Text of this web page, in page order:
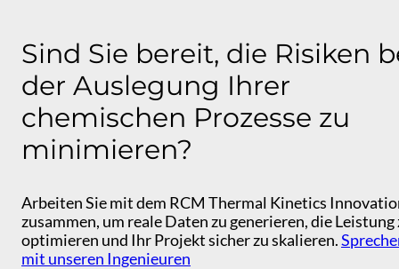
Sind Sie bereit, die Risiken
der Auslegung Ihrer
chemischen Prozesse zu
minimieren?
Arbeiten Sie mit dem RCM Thermal Kinetics
zusammen, um reale Daten zu generieren, die Leistung
optimieren und Ihr Projekt sicher zu skalieren.
mit unseren Ingenieuren